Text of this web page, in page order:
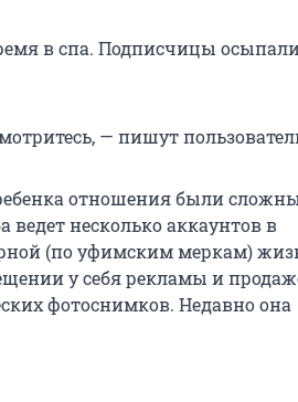
в спа. Подписчицы
— пишут
отношения были
ведет несколько аккаунтов в
(по уфимским меркам)
у себя рекламы и
фотоснимков. Недавно она